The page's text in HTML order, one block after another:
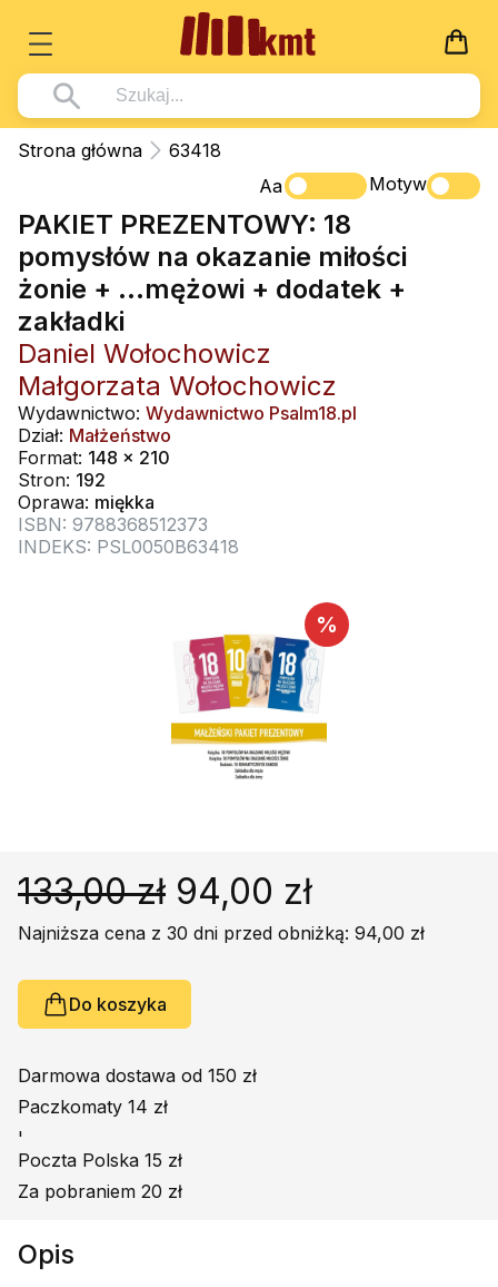
Książki
Wszystko z kategorii - Książki
Pismo Święte
Kościół Katolicki
Duszpasterstwo
Teologia
Życie chrześcijańskie
Duchowość
Literatura piękna
Religie
Kultura
Podręczniki szkolne
Wszystko z kategorii - Multimedia
DVD
CD-ROM
Muzyka
Rekolekcje i inne na CD
Śpiew i modlitwa
Muzyka klasyczna
Śpiewniki
Dla Dzieci
Wszystko z kategorii - Dla Dzieci
Literatura (D)
Płyty, DVD (D)
Podręczniki i pomoce dydaktyczne
Podręczniki
Wszystko z kategorii - Podręczniki
Podręczniki i pomoce dydaktyczne
Zabawa i Nauka
Nowości
Zaloguj się
Strona główna
63418
Aa
Motyw
%
PAKIET PREZENTOWY: 18
pomysłów na okazanie miłości
żonie + ...mężowi + dodatek +
zakładki
Daniel Wołochowicz
Małgorzata Wołochowicz
Wydawnictwo: Wydawnictwo Psalm18.pl
Dział: Małżeństwo
Format: 148 x 210
Stron: 192
Oprawa: miękka
ISBN: 9788368512373
INDEKS: PSL0050B63418
133,00 zł 94,00 zł
Najniższa cena z 30 dni przed obniżką: 94,00 zł
Do koszyka
Darmowa dostawa od 150 zł
Paczkomaty 14 zł
'
Poczta Polska 15 zł
Za pobraniem 20 zł
Opis